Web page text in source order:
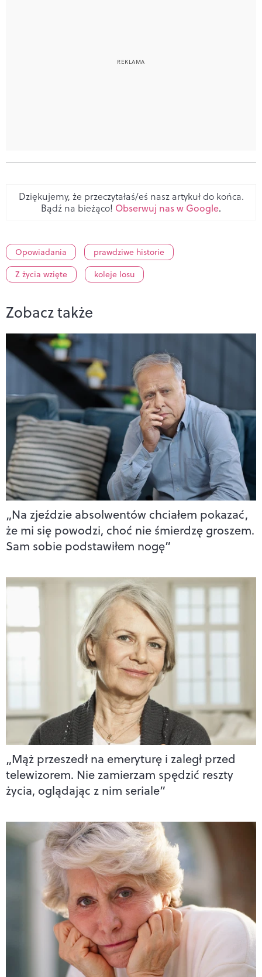
Dziękujemy, że przeczytałaś/eś nasz artykuł do końca.
Bądź na bieżąco! Obserwuj nas w Google.
Opowiadania
prawdziwe historie
Z życia wzięte
koleje losu
Zobacz także
„Na zjeździe absolwentów chciałem pokazać,
że mi się powodzi, choć nie śmierdzę groszem.
Sam sobie podstawiłem nogę”
„Mąż przeszedł na emeryturę i zaległ przed
telewizorem. Nie zamierzam spędzić reszty
życia, oglądając z nim seriale”